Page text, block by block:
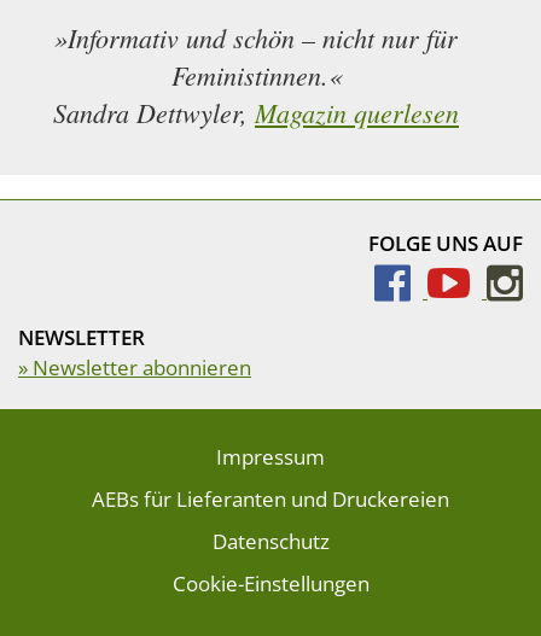
»Informativ und schön – nicht nur für
Feministinnen.«
Sandra Dettwyler,Magazin querlesen
FOLGE UNS AUF
NEWSLETTER
» Newsletter abonnieren
Impressum
AEBs für Lieferanten und Druckereien
Datenschutz
Cookie-Einstellungen